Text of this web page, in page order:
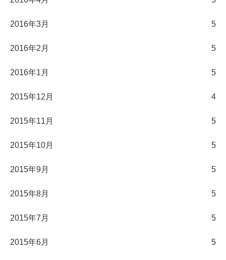
2016年3月 5
2016年2月 5
2016年1月 5
2015年12月 4
2015年11月 5
2015年10月 5
2015年9月 5
2015年8月 5
2015年7月 5
2015年6月 5